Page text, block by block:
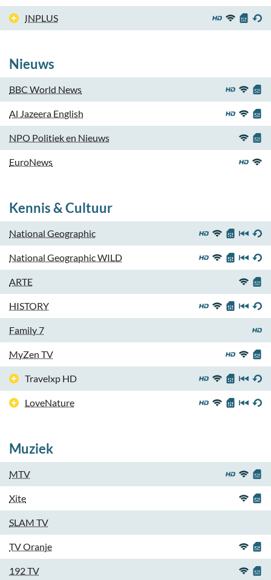
INPLUS
Nieuws
BBC World News
Al Jazeera English
NPO Politiek en Nieuws
EuroNews
Kennis & Cultuur
National Geographic
National Geographic WILD
ARTE
HISTORY
Family 7
MyZen TV
Travelxp HD
LoveNature
Muziek
MTV
Xite
SLAM TV
TV Oranje
192 TV